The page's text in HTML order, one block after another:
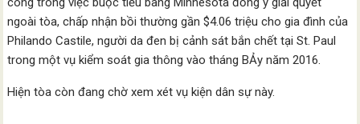
ngoài tòa, chấp nhận bồi thường gần $4.06 triệu cho gia đình của
Philando Castile, người da đen bị cảnh sát bắn chết tại St. Paul
trong một vụ kiểm soát gia thông vào tháng BẢy năm 2016.
Hiện tòa còn đang chờ xem xét vụ kiện dân sự này.